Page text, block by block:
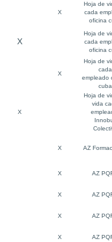
X
Hoja de
cada
oficina
X
Hoja de
cada
oficina
X
Hoja de
cada
empleado
cuba
X
Hoja de
vida
X AZ
X AZ
X AZ
X AZ
X AZ